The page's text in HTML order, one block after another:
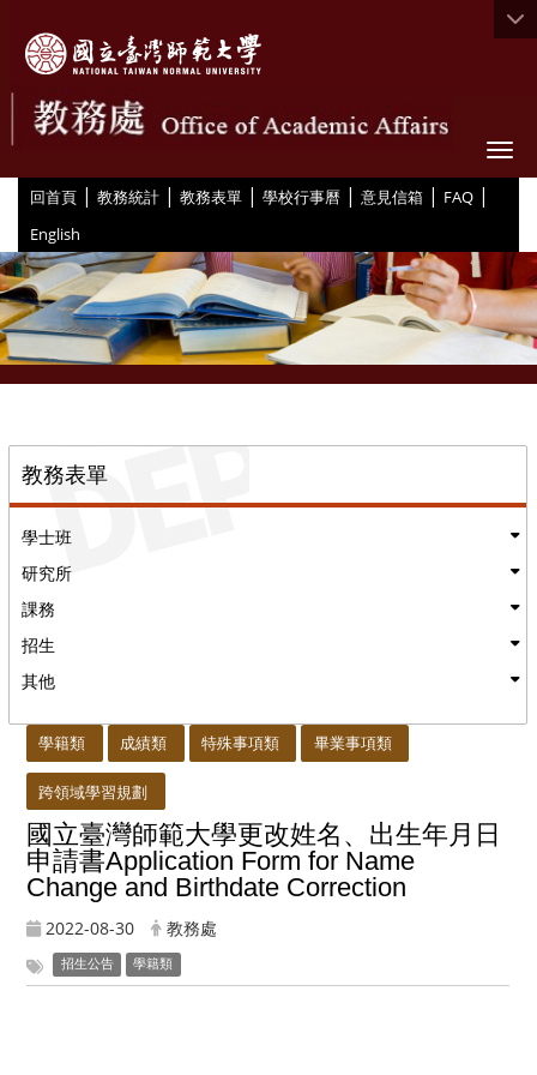
回首頁 | 教務統計 | 教務表單 | 學校行事曆 | 意見信箱 | FAQ |
English
教務表單
學士班
研究所
課務
招生
其他
學籍類 成績類 特殊事項類 畢業事項類
跨領域學習規劃
國立臺灣師範大學更改姓名、出生年月日
申請書Application Form for Name
Change and Birthdate Correction
2022-08-30 教務處
招生公告 學籍類